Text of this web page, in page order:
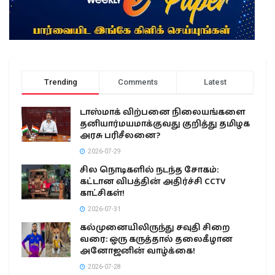
Trending Comments Latest
டாஸ்மாக் விற்பனை நிலையங்களை
தனியார்மயமாக்குவது குறித்து தமிழக
அரசு பரிசீலனை?
2026-07-29
சில நொடிகளில் நடந்த சோகம்:
கட்டான விபத்தின் அதிர்ச்சி CCTV
காட்சிகள்!
2026-07-31
கல்முனையிலிருந்து சவுதி சிறை
வரை: ஒரு கருத்தால் தலைகீழான
அனோஜனின் வாழ்க்கை!
2026-07-28